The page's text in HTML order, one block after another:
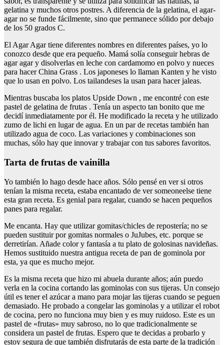
gelatina y muchos otros postres. A diferencia de la gelatina, el agar-
agar no se funde fácilmente, sino que permanece sólido por debajo
de los 50 grados C.
El Agar Agar tiene diferentes nombres en diferentes países, yo lo
conozco desde que era pequeño. Mamá solía conseguir hebras de
agar agar y disolverlas en leche con cardamomo en polvo y nueces
para hacer China Grass . Los japoneses lo llaman Kanten y he visto
que lo usan en polvo. Los tailandeses la usan para hacer jaleas.
Mientras buscaba los platos Upside Down , me encontré con este
pastel de gelatina de frutas . Tenía un aspecto tan bonito que me
decidí inmediatamente por él. He modificado la receta y he utilizado
zumo de lichi en lugar de agua. En un par de recetas también han
utilizado agua de coco. Las variaciones y combinaciones son
muchas, sólo hay que innovar y trabajar con tus sabores favoritos.
tarta de frutas de vainilla
Yo también lo hago desde hace años. Sólo pensé en ver si otros
tenían la misma receta, estaba encantado de ver someoneelse tiene
esta gran receta. Es genial para regalar, cuando se hacen pequeños
panes para regalar.
Me encanta. Hay que utilizar gomitas/chicles de repostería; no se
pueden sustituir por gomitas normales o JuJubes, etc. porque se
derretirían. Añade color y fantasía a tu plato de golosinas navideñas.
Hemos sustituido nuestra antigua receta de pan de gominola por
esta, ya que es mucho mejor.
Es la misma receta que hizo mi abuela durante años; aún puedo
verla en la cocina cortando las gominolas con sus tijeras. Un consejo
útil es tener el azúcar a mano para mojar las tijeras cuando se peguen
demasiado. He probado a congelar las gominolas y a utilizar el robot
de cocina, pero no funciona muy bien y es muy ruidoso. Este es un
pastel de «frutas» muy sabroso, no lo que tradicionalmente se
considera un pastel de frutas. Espero que te decidas a probarlo y
estoy segura de que también disfrutarás de esta parte de la tradición